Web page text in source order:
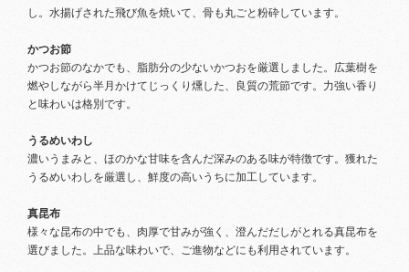
し。水揚げされた飛び魚を焼いて、骨も丸ごと粉砕しています。
かつお節
かつお節のなかでも、脂肪分の少ないかつおを厳選しました。広葉樹を
燃やしながら半月かけてじっくり燻した、良質の荒節です。力強い香り
と味わいは格別です。
うるめいわし
濃いうまみと、ほのかな甘味を含んだ深みのある味が特徴です。獲れた
うるめいわしを厳選し、鮮度の高いうちに加工しています。
真昆布
様々な昆布の中でも、肉厚で甘みが強く、澄んだだしがとれる真昆布を
選びました。上品な味わいで、ご進物などにも利用されています。